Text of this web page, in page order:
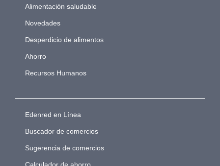
Alimentación saludable
Novedades
Desperdicio de alimentos
Ahorro
Recursos Humanos
Edenred en Línea
Buscador de comercios
Sugerencia de comercios